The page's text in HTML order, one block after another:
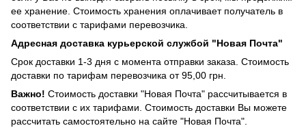
ее хранение. Стоимость хранения оплачивает получатель в
соответствии с тарифами перевозчика.
Адресная доставка курьерской службой "Новая Почта"
Срок доставки 1-3 дня с момента отправки заказа. Стоимость
доставки по тарифам перевозчика от 95,00 грн.
Важно! Стоимость доставки "Новая Почта" рассчитывается в
соответствии с их тарифами. Стоимость доставки Вы можете
рассчитать самостоятельно на сайте "Новая Почта".